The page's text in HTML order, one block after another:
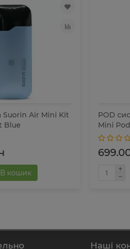
Suorin Air Mini Kit
Blue
В кошик
POD
Mini
Наші